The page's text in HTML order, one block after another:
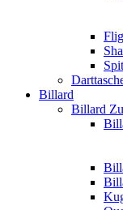
Billard
Billard